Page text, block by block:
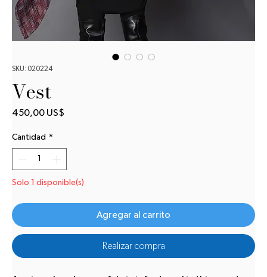
SKU: 020224
Vest
450,00 US$
Cantidad *
Solo 1 disponible(s)
Agregar al carrito
Realizar compra